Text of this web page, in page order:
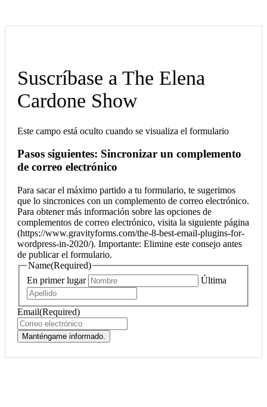
Suscríbase a The Elena
Cardone Show
Este campo está oculto cuando se visualiza el formulario
Pasos siguientes: Sincronizar un complemento
de correo electrónico
Para sacar el máximo partido a tu formulario, te sugerimos
que lo sincronices con un complemento de correo electrónico.
Para obtener más información sobre las opciones de
complementos de correo electrónico, visita la siguiente página
(https://www.gravityforms.com/the-8-best-email-plugins-for-
wordpress-in-2020/). Importante: Elimine este consejo antes
de publicar el formulario.
Name(Required)
En primer lugar
Última
Email(Required)
Manténgame informado.